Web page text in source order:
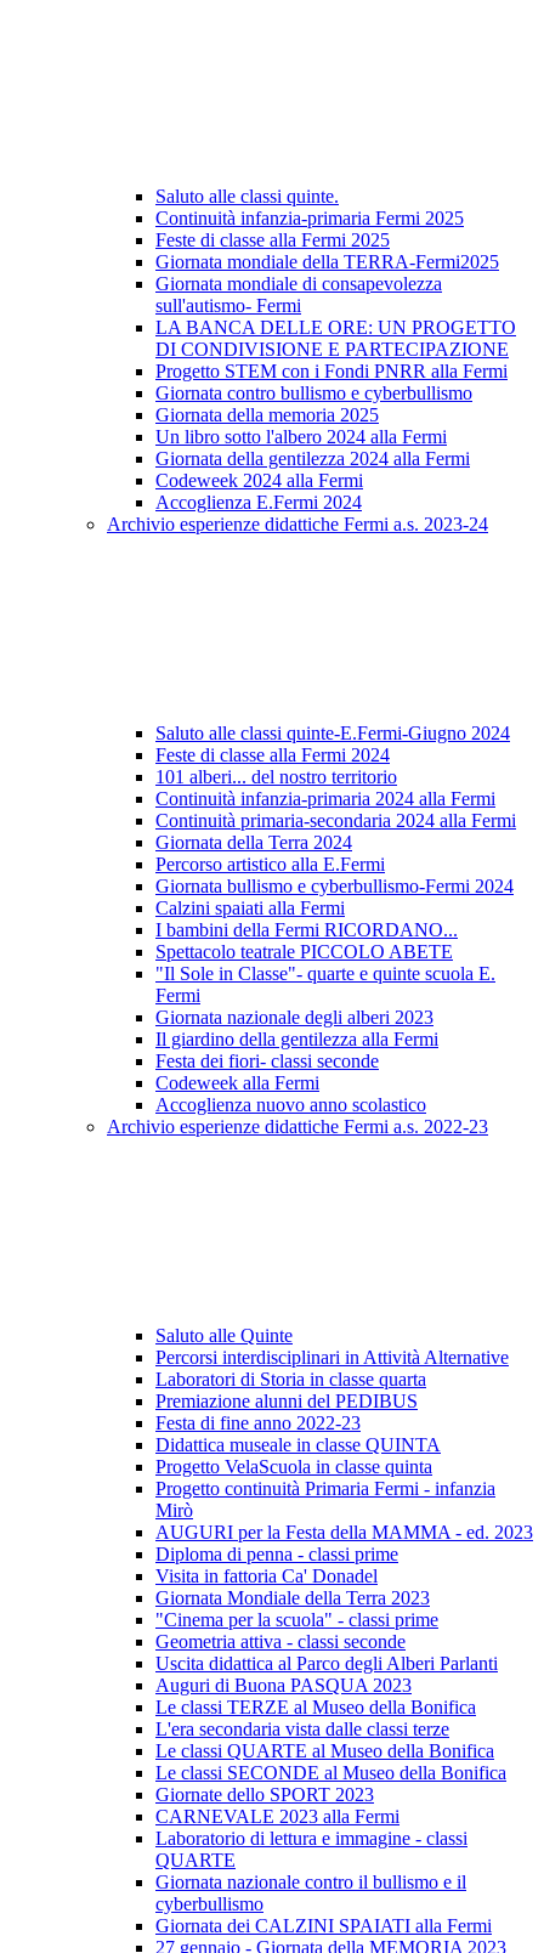
Saluto alle classi quinte.
Continuità infanzia-primaria Fermi 2025
Feste di classe alla Fermi 2025
Giornata mondiale della TERRA-Fermi2025
Giornata mondiale di consapevolezza
sull'autismo- Fermi
LA BANCA DELLE ORE: UN PROGETTO
DI CONDIVISIONE E PARTECIPAZIONE
Progetto STEM con i Fondi PNRR alla Fermi
Giornata contro bullismo e cyberbullismo
Giornata della memoria 2025
Un libro sotto l'albero 2024 alla Fermi
Giornata della gentilezza 2024 alla Fermi
Codeweek 2024 alla Fermi
Accoglienza E.Fermi 2024
Archivio esperienze didattiche Fermi a.s. 2023-24
Saluto alle classi quinte-E.Fermi-Giugno 2024
Feste di classe alla Fermi 2024
101 alberi... del nostro territorio
Continuità infanzia-primaria 2024 alla Fermi
Continuità primaria-secondaria 2024 alla Fermi
Giornata della Terra 2024
Percorso artistico alla E.Fermi
Giornata bullismo e cyberbullismo-Fermi 2024
Calzini spaiati alla Fermi
I bambini della Fermi RICORDANO...
Spettacolo teatrale PICCOLO ABETE
"Il Sole in Classe"- quarte e quinte scuola E.
Fermi
Giornata nazionale degli alberi 2023
Il giardino della gentilezza alla Fermi
Festa dei fiori- classi seconde
Codeweek alla Fermi
Accoglienza nuovo anno scolastico
Archivio esperienze didattiche Fermi a.s. 2022-23
Saluto alle Quinte
Percorsi interdisciplinari in Attività Alternative
Laboratori di Storia in classe quarta
Premiazione alunni del PEDIBUS
Festa di fine anno 2022-23
Didattica museale in classe QUINTA
Progetto VelaScuola in classe quinta
Progetto continuità Primaria Fermi - infanzia
Mirò
AUGURI per la Festa della MAMMA - ed. 2023
Diploma di penna - classi prime
Visita in fattoria Ca' Donadel
Giornata Mondiale della Terra 2023
"Cinema per la scuola" - classi prime
Geometria attiva - classi seconde
Uscita didattica al Parco degli Alberi Parlanti
Auguri di Buona PASQUA 2023
Le classi TERZE al Museo della Bonifica
L'era secondaria vista dalle classi terze
Le classi QUARTE al Museo della Bonifica
Le classi SECONDE al Museo della Bonifica
Giornate dello SPORT 2023
CARNEVALE 2023 alla Fermi
Laboratorio di lettura e immagine - classi
QUARTE
Giornata nazionale contro il bullismo e il
cyberbullismo
Giornata dei CALZINI SPAIATI alla Fermi
27 gennaio - Giornata della MEMORIA 2023